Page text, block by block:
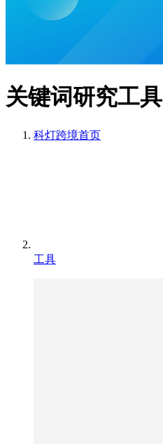
关键词研究工具
科灯跨境首页
工具